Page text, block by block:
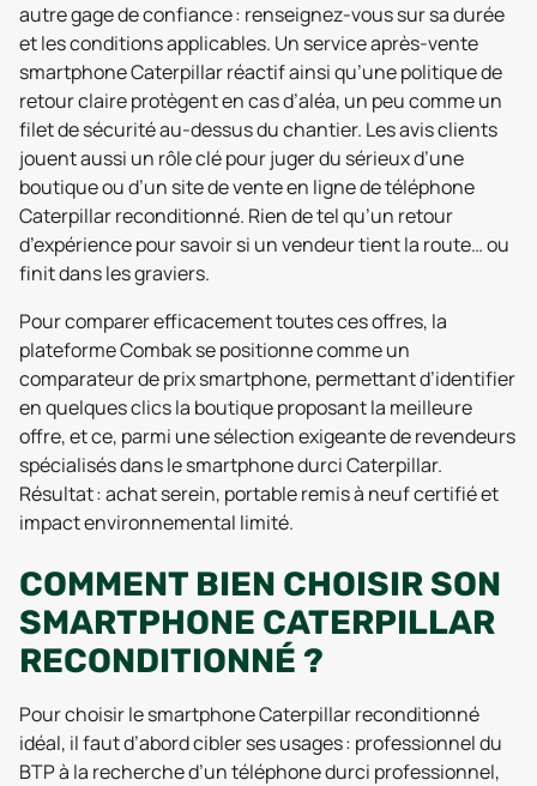
autre gage de confiance : renseignez-vous sur sa durée
et les conditions applicables. Un service après-vente
smartphone Caterpillar réactif ainsi qu’une politique de
retour claire protègent en cas d’aléa, un peu comme un
filet de sécurité au-dessus du chantier. Les avis clients
jouent aussi un rôle clé pour juger du sérieux d’une
boutique ou d’un site de vente en ligne de téléphone
Caterpillar reconditionné. Rien de tel qu’un retour
d’expérience pour savoir si un vendeur tient la route… ou
finit dans les graviers.
Pour comparer efficacement toutes ces offres, la
plateforme Combak se positionne comme un
comparateur de prix smartphone, permettant d’identifier
en quelques clics la boutique proposant la meilleure
offre, et ce, parmi une sélection exigeante de revendeurs
spécialisés dans le smartphone durci Caterpillar.
Résultat : achat serein, portable remis à neuf certifié et
impact environnemental limité.
COMMENT BIEN CHOISIR SON
SMARTPHONE CATERPILLAR
RECONDITIONNÉ ?
Pour choisir le smartphone Caterpillar reconditionné
idéal, il faut d’abord cibler ses usages : professionnel du
BTP à la recherche d’un téléphone durci professionnel,